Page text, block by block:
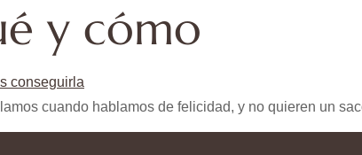
y cómo
cuando hablamos de felicidad, y no quieren un